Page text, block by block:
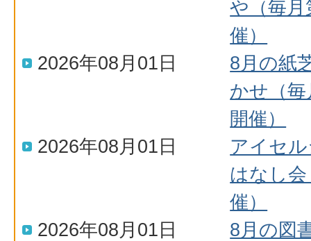
や（毎月
催）
2026年08月01日
8月の紙
かせ（
開催）
2026年08月01日
アイセ
はなし
催）
2026年08月01日
8月の図